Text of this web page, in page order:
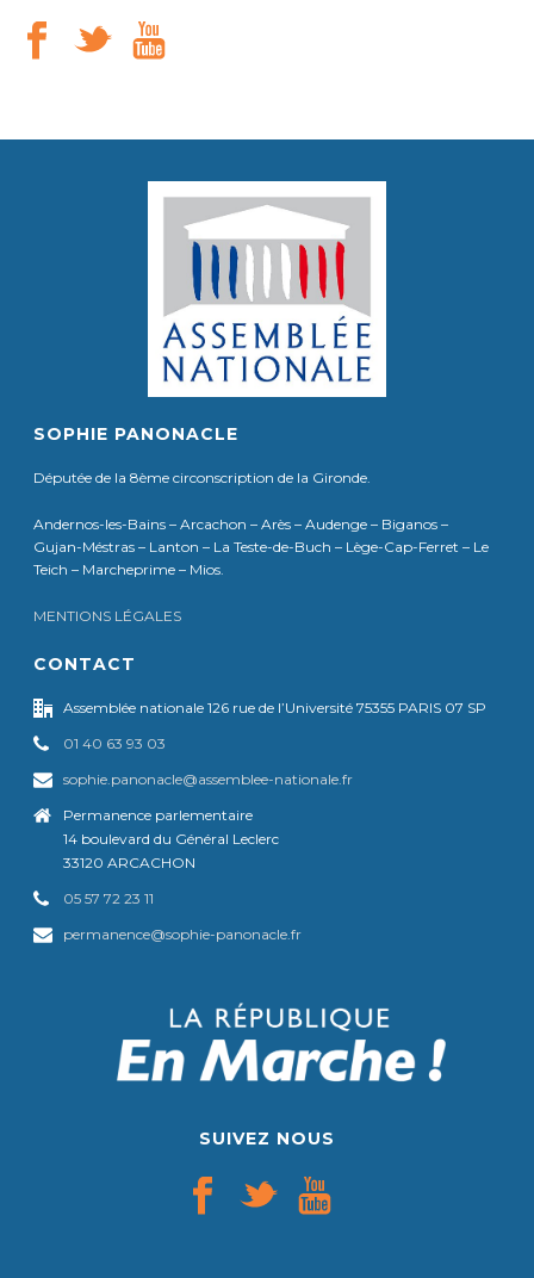
SOPHIE PANONACLE
Députée de la 8ème circonscription de la Gironde.
Andernos-les-Bains – Arcachon – Arès – Audenge – Biganos –
Gujan-Méstras – Lanton – La Teste-de-Buch – Lège-Cap-Ferret – Le
Teich – Marcheprime – Mios.
MENTIONS LÉGALES
CONTACT
Assemblée nationale 126 rue de l’Université 75355 PARIS 07 SP
01 40 63 93 03
sophie.panonacle@assemblee-nationale.fr
Permanence parlementaire
14 boulevard du Général Leclerc
33120 ARCACHON
05 57 72 23 11
permanence@sophie-panonacle.fr
SUIVEZ NOUS